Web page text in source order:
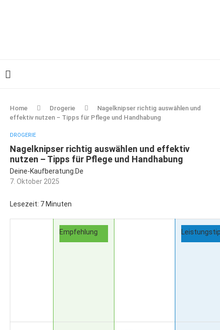
Home Drogerie
Nagelknipser richtig auswählen und
effektiv nutzen – Tipps für Pflege und Handhabung
DROGERIE
Nagelknipser richtig auswählen und effektiv
nutzen – Tipps für Pflege und Handhabung
Deine-Kaufberatung.de
7. Oktober 2025
Lesezeit: 7 Minuten
Empfehlung